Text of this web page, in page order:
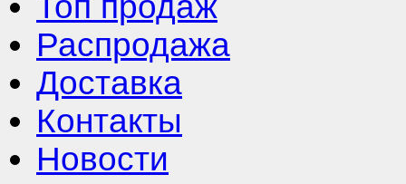
Распродажа
Доставка
Контакты
Новости